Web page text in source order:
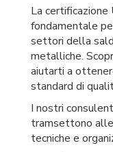
La
fondamentale
settori della
metalliche.
aiutarti a
standard di
I nostri
tramsettono
tecniche e